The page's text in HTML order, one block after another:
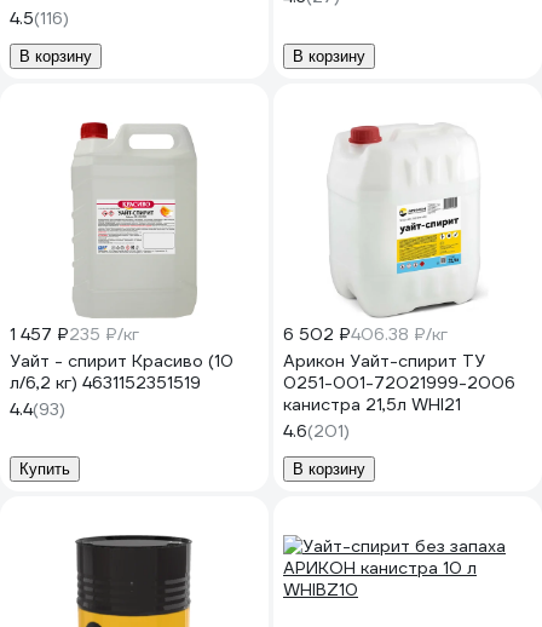
4.5(116)
В корзину В корзину
1 457 ₽235 ₽/кг
Уайт - спирит Красиво (10
л/6,2 кг) 4631152351519
4.4(93)
Купить
6 502 ₽406.38 ₽/кг
Арикон Уайт-спирит ТУ
0251-001-72021999-2006
канистра 21,5л WHI21
4.6(201)
В корзину